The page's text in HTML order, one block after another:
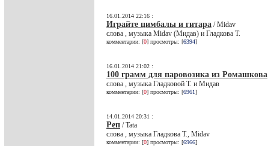
16.01.2014 22:16 :
Играйте цимбалы и гитара / Midav
слова , музыка Midav (Мидав) и Гладкова Т.
комментарии: [0] просмотры: [6394]
16.01.2014 21:02 :
100 грамм для паровозика из Ромашкова
слова , музыка Гладковой Т. и Мидав
комментарии: [0] просмотры: [6961]
14.01.2014 20:31 :
Реп / Tata
слова , музыка Гладкова Т., Midav
комментарии: [0] просмотры: [6966]